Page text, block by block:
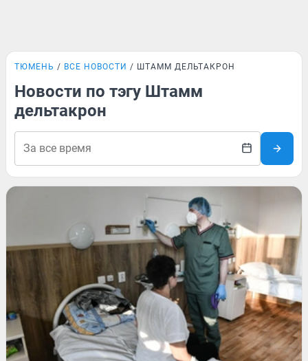
ТЮМЕНЬ ВСЕ НОВОСТИ ШТАММ ДЕЛЬТАКРОН
Новости по тэгу Штамм
дельтакрон